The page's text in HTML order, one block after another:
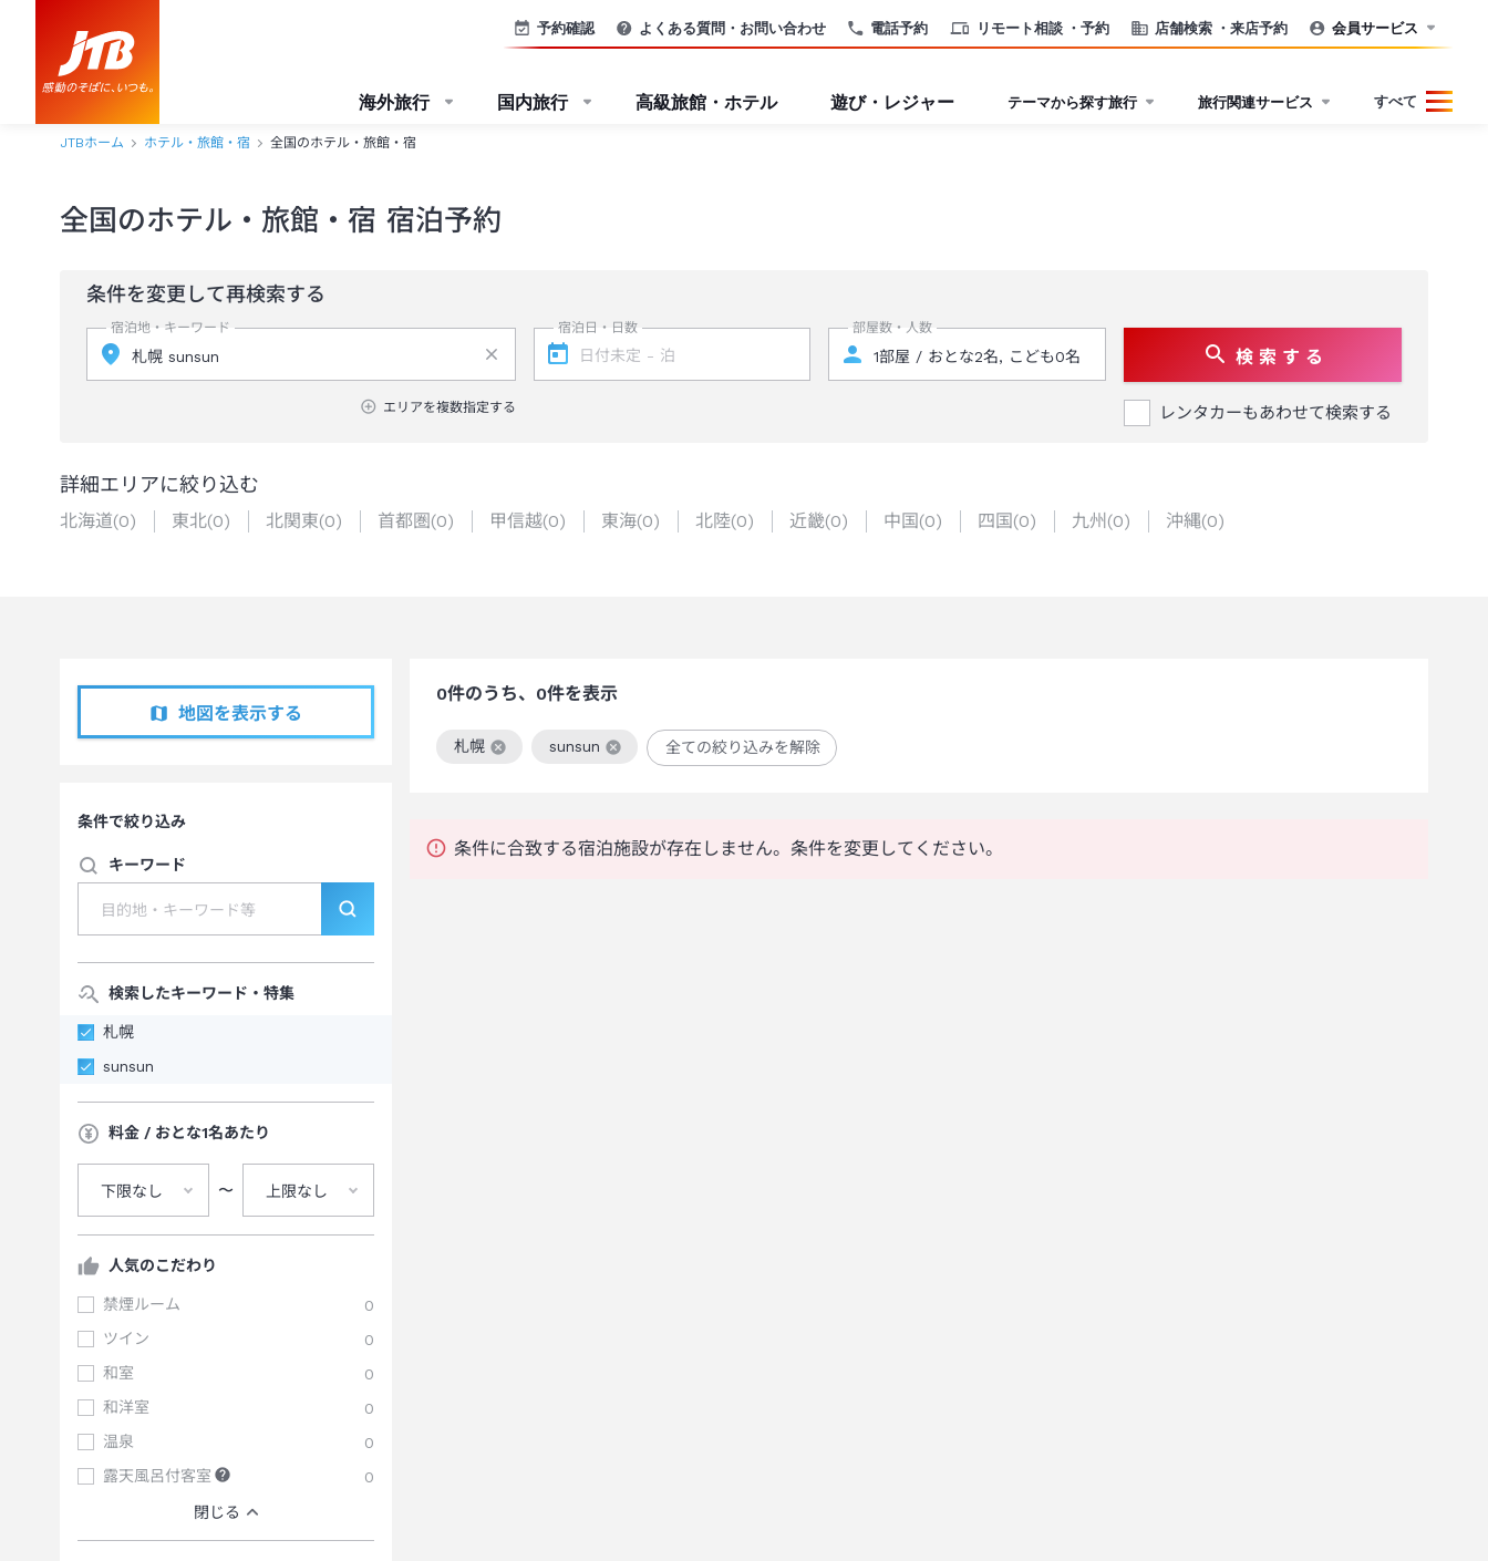
電話予約 リモート相談 ・予約 店舗検索 ・来店予約
予約確認 よくある質問・お問い合わせ 会員サービス
海外旅行 国内旅行 高級旅館・ホテル 遊び・レジャー テーマから探す旅行 旅行関連サービス すべて
JTBホーム ホテル・旅館・宿 全国のホテル・旅館・宿
全国のホテル・旅館・宿 宿泊予約
条件を変更して再検索する
宿泊地・キーワード
エリアを複数指定する
宿泊日・日数 部屋数・人数
検 索 す る
レンタカーもあわせて検索する
詳細エリアに絞り込む
北海道(0) 東北(0) 北関東(0) 首都圏(0) 甲信越(0) 東海(0) 北陸(0) 近畿(0) 中国(0) 四国(0) 九州 (0) 沖縄(0)
地図を表示する
条件で絞り込み
キーワード
検索したキーワード・特集
札幌
sunsun
料金 / おとな1名あたり
下限なし 〜 上限なし
人気のこだわり
禁煙ルーム
0
ツイン
0
和室
0
和洋室
0
温泉
0
露天風呂付客室
0
閉じる
0件のうち、0件を表示
札幌
この絞り込み条件を解除
sunsun
この絞り込み条件を解除全ての絞り込みを解除
条件に合致する宿泊施設が存在しません。条件を変更してください。